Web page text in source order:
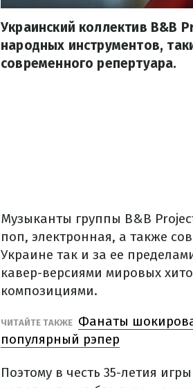
Украинский коллектив B&B
народных инструментов,
современного репертуара.
Музыканты группы B&B
поп, электронная, а также
Украине так и за ее
кавер-версиями мировых
композициями.
ЧИТАЙТЕ ТАКЖЕ Фанаты
популярный рэпер
Поэтому в честь 35-летия